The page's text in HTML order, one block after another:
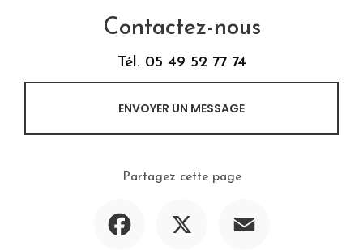
Contactez-nous
Tél. 05 49 52 77 74
ENVOYER UN MESSAGE
Partagez cette page